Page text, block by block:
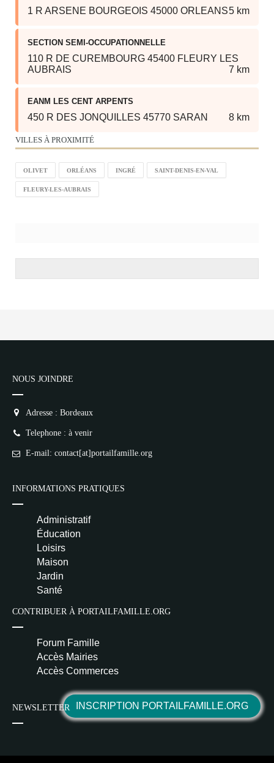
1 R ARSENE BOURGEOIS 45000 ORLEANS5 km
SECTION SEMI-OCCUPATIONNELLE
110 R DE CUREMBOURG 45400 FLEURY LES
AUBRAIS
7 km
EANM LES CENT ARPENTS
450 R DES JONQUILLES 45770 SARAN 8 km
VILLES À PROXIMITÉ
OLIVET ORLÉANS INGRÉ SAINT-DENIS-EN-VAL
FLEURY-LES-AUBRAIS
INSCRIPTION PORTAILFAMILLE.ORG
NOUS JOINDRE
Adresse : Bordeaux
Telephone : à venir
E-mail: contact[at]portailfamille.org
INFORMATIONS PRATIQUES
Administratif
Éducation
Loisirs
Maison
Jardin
Santé
CONTRIBUER À PORTAILFAMILLE.ORG
Forum Famille
Accès Mairies
Accès Commerces
NEWSLETTER